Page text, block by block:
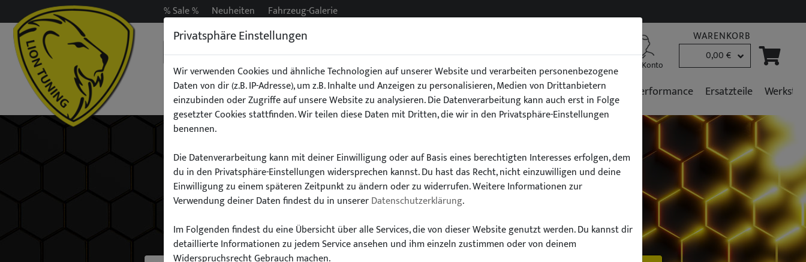
% Sale % Neuheiten Fahrzeug-Galerie
B2B Kunden Mein Konto
WARENKORB
0,00 €
Auspuff Beleuchtung Exterieur Fahrwerk Interieur Stoßstangen/Spoiler Fahrzeugpflege Performance Ersatzteile
Wähle dein Auto
finde alle passenden Teile schnell und einfach
Privatsphäre Einstellungen
Wir verwenden Cookies und ähnliche Technologien auf unserer Website und verarbeiten personenbezogene
Daten von dir (z.B. IP-Adresse), um z.B. Inhalte und Anzeigen zu personalisieren, Medien von Drittanbietern
einzubinden oder Zugriffe auf unsere Website zu analysieren. Die Datenverarbeitung kann auch erst in Folge
gesetzter Cookies stattfinden. Wir teilen diese Daten mit Dritten, die wir in den Privatsphäre-Einstellungen
benennen.
Die Datenverarbeitung kann mit deiner Einwilligung oder auf Basis eines berechtigten Interesses erfolgen, dem
du in den Privatsphäre-Einstellungen widersprechen kannst. Du hast das Recht, nicht einzuwilligen und deine
Einwilligung zu einem späteren Zeitpunkt zu ändern oder zu widerrufen. Weitere Informationen zur
Verwendung deiner Daten findest du in unsererDatenschutzerklärung.
Im Folgenden findest du eine Übersicht über alle Services, die von dieser Website genutzt werden. Du kannst dir
detaillierte Informationen zu jedem Service ansehen und ihm einzeln zustimmen oder von deinem
Widerspruchsrecht Gebrauch machen.